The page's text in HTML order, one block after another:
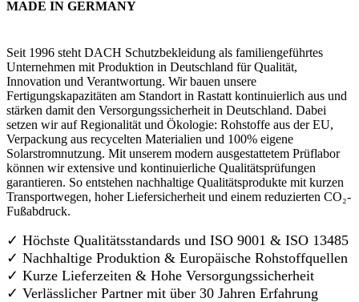
MADE IN GERMANY
Seit 1996 steht DACH Schutzbekleidung als familiengeführtes
Unternehmen mit Produktion in Deutschland für Qualität,
Innovation und Verantwortung. Wir bauen unsere
Fertigungskapazitäten am Standort in Rastatt kontinuierlich aus und
stärken damit den Versorgungssicherheit in Deutschland. Dabei
setzen wir auf Regionalität und Ökologie: Rohstoffe aus der EU,
Verpackung aus recycelten Materialien und 100% eigene
Solarstromnutzung. Mit unserem modern ausgestattetem Prüflabor
können wir extensive und kontinuierliche Qualitätsprüfungen
garantieren. So entstehen nachhaltige Qualitätsprodukte mit kurzen
Transportwegen, hoher Liefersicherheit und einem reduzierten CO₂-
Fußabdruck.
✓ Höchste Qualitätsstandards und ISO 9001 & ISO 13485
✓ Nachhaltige Produktion & Europäische Rohstoffquellen
✓ Kurze Lieferzeiten & Hohe Versorgungssicherheit
✓ Verlässlicher Partner mit über 30 Jahren Erfahrung